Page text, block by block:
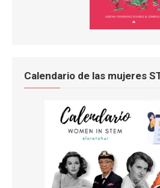
Calendario de las mujeres